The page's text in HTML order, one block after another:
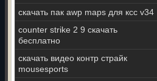
скачать пак awp maps для ксс v34
counter strike 2 9 скачать
бесплатно
скачать видео контр страйк
mousesports